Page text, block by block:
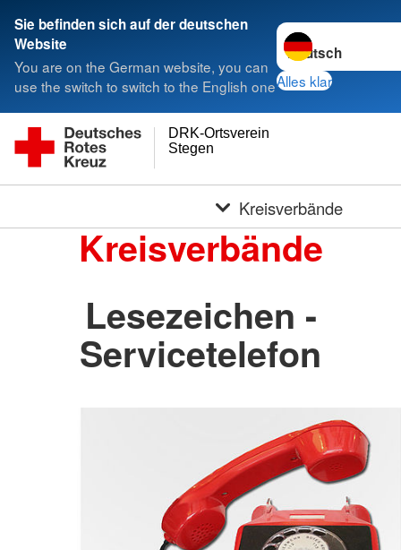
Sie befinden sich auf der deutschen
Website
You are on the German website, you can
use the switch to switch to the English one
Sprache wechseln
Alles klar
Stegen
DRK-Ortsverein
Kreisverbände
Kreisverbände
Lesezeichen -
Servicetelefon